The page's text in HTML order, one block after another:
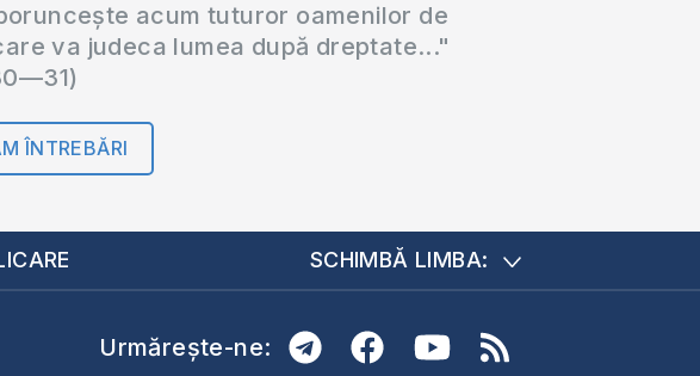
acum tuturor oamenilor de
va judeca lumea după dreptate..."
ÎNTREBĂRI
SCHIMBĂ LIMBA:
Urmărește-ne: